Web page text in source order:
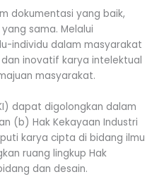
dokumentasi yang baik,
sama. Melalui
individu dalam masyarakat
inovatif karya intelektual
masyarakat.
dapat digolongkan dalam
(b) Hak Kekayaan Industri
karya cipta di bidang ilmu
ruang lingkup Hak
dan desain.